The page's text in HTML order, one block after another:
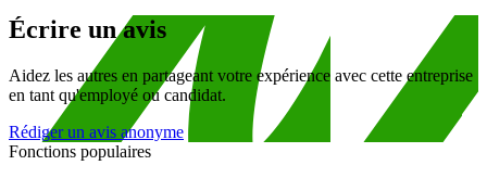
Écrire un avis
Aidez les autres en partageant votre expérience avec cette entreprise
en tant qu'employé ou candidat.
Rédiger un avis anonyme
Fonctions populaires